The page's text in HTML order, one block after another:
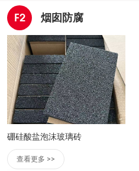
F2 烟囱防腐
硼硅酸盐泡沫玻璃砖
查看更多 >>